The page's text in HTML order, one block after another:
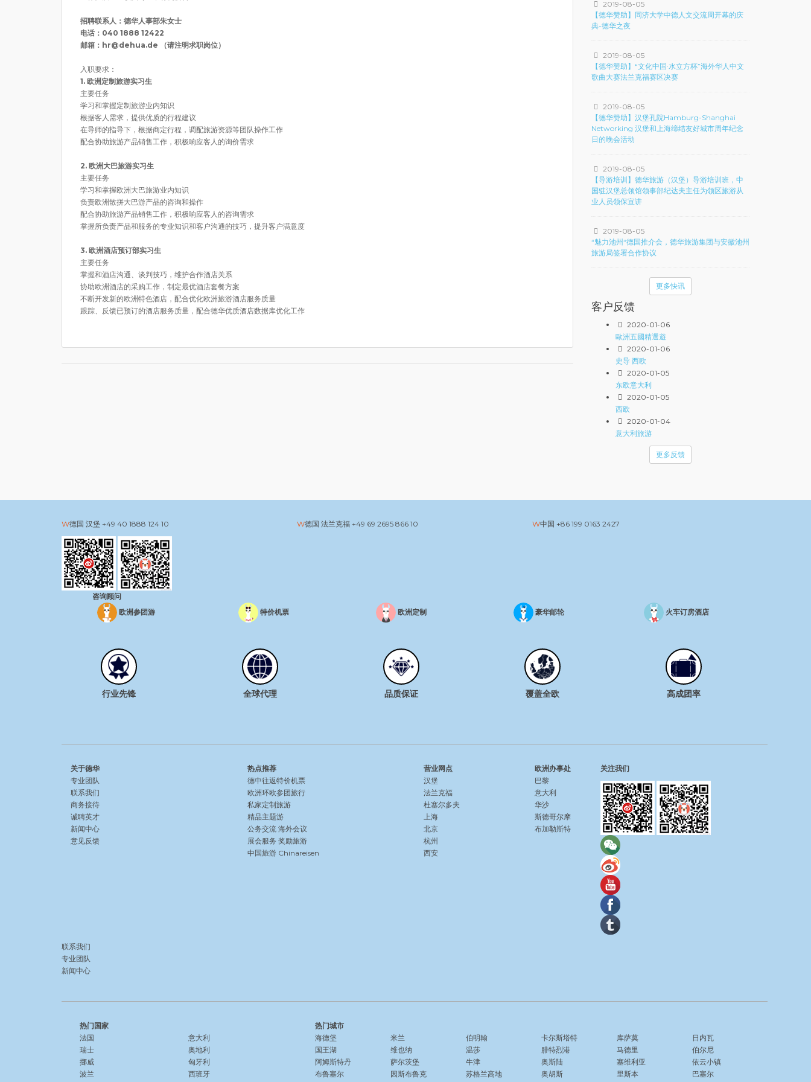
招聘联系人：德华人事部朱女士
电话：040 1888 12422
邮箱：hr@dehua.de （请注明求职岗位）
入职要求：
1. 欧洲定制旅游实习生
主要任务
学习和掌握定制旅游业内知识
根据客人需求，提供优质的行程建议
在导师的指导下，根据商定行程，调配旅游资源等团队操作工作
配合协助旅游产品销售工作，积极响应客人的询价需求
2. 欧洲大巴旅游实习生
主要任务
学习和掌握欧洲大巴旅游业内知识
负责欧洲散拼大巴游产品的咨询和操作
配合协助旅游产品销售工作，积极响应客人的咨询需求
掌握所负责产品和服务的专业知识和客户沟通的技巧，提升客户满意度
3. 欧洲酒店预订部实习生
主要任务
掌握和酒店沟通、谈判技巧，维护合作酒店关系
协助欧洲酒店的采购工作，制定最优酒店套餐方案
不断开发新的欧洲特色酒店，配合优化欧洲旅游酒店服务质量
跟踪、反馈已预订的酒店服务质量，配合德华优质酒店数据库优化工作
2019-08-05
【德华赞助】同济大学中德人文交流周开幕的庆
典-德华之夜
2019-08-05
【德华赞助】“文化中国·水立方杯”海外华人中文
歌曲大赛法兰克福赛区决赛
2019-08-05
【德华赞助】汉堡孔院Hamburg-Shanghai
Networking 汉堡和上海缔结友好城市周年纪念
日的晚会活动
2019-08-05
【导游培训】德华旅游（汉堡）导游培训班，中
国驻汉堡总领馆领事部纪达夫主任为领区旅游从
业人员领保宣讲
2019-08-05
“魅力池州“德国推介会，德华旅游集团与安徽池州
旅游局签署合作协议
更多快讯
客户反馈
2020-01-06
歐洲五國精選遊
2020-01-06
史导 西欧
2020-01-05
东欧意大利
2020-01-05
西欧
2020-01-04
意大利旅游
更多反馈
德国 汉堡 +49 40 1888 124 10 德国 法兰克福 +49 69 2695 866 10 中国 +86 199 0163 2427
咨询顾问
欧洲参团游
特价机票 欧洲定制 豪华邮轮 火车订房酒店
行业先锋 全球代理 品质保证 覆盖全欧 高成团率
关于德华
专业团队
联系我们
商务接待
诚聘英才
新闻中心
意见反馈
热点推荐
德中往返特价机票
欧洲环欧参团旅行
私家定制旅游
精品主题游
公务交流 海外会议
展会服务 奖励旅游
中国旅游 Chinareisen
营业网点
汉堡
法兰克福
杜塞尔多夫
上海
北京
杭州
西安
欧洲办事处
巴黎
意大利
华沙
斯德哥尔摩
布加勒斯特
关注我们
联系我们
专业团队
新闻中心
热门国家
法国
瑞士
挪威
波兰
意大利
奥地利
匈牙利
西班牙
热门城市
海德堡
国王湖
阿姆斯特丹
布鲁塞尔
米兰
维也纳
萨尔茨堡
因斯布鲁克
伯明翰
温莎
牛津
苏格兰高地
卡尔斯塔特
腓特烈港
奥斯陆
奥胡斯
库萨莫
马德里
塞维利亚
里斯本
日内瓦
伯尔尼
依云小镇
巴塞尔